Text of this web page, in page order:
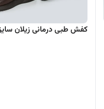
کفش طبی درمانی زیلان سایز